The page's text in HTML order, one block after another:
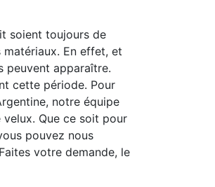
soient toujours de
matériaux. En effet, et
peuvent apparaître.
cette période. Pour
notre équipe
Que ce soit pour
pouvez nous
votre demande, le